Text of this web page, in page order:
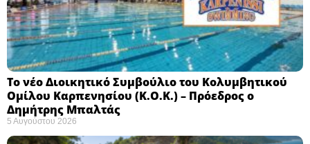
Το νέο Διοικητικό Συμβούλιο του Κολυμβητικού
Ομίλου Καρπενησίου (Κ.Ο.Κ.) – Πρόεδρος ο
Δημήτρης Μπαλτάς
5 Αυγούστου 2026